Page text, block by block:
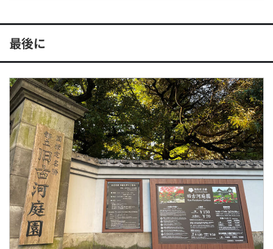
最後に